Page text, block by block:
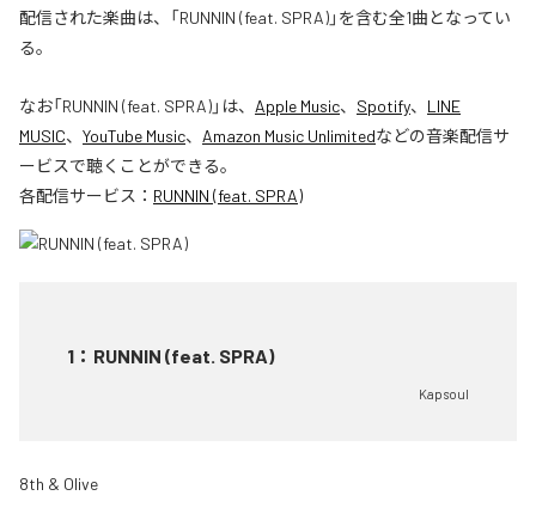
配信された楽曲は、「RUNNIN (feat. SPRA)」を含む全1曲となってい
る。
なお「RUNNIN (feat. SPRA)」は、 Apple Music、 Spotify、 LINE
MUSIC、 YouTube Music、 Amazon Music Unlimitedなどの音楽配信サ
ービスで聴くことができる。
各配信サービス： RUNNIN (feat. SPRA)
1 ： RUNNIN (feat. SPRA)
Kapsoul
8th & Olive